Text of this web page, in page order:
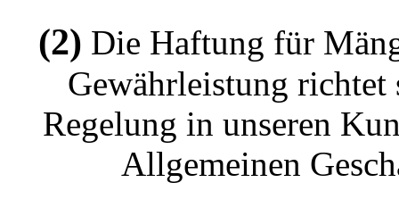
(2) Die Haftung für
Gewährleistung richtet
Regelung in unseren
Allgemeinen